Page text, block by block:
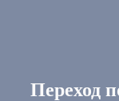
Переход